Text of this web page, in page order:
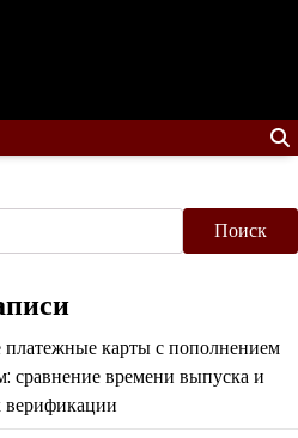
Поиск
карты с пополнением
сравнение времени выпуска и
верификации